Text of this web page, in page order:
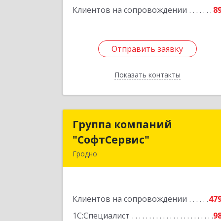
Клиентов на сопровождении
Отправить заявку
Показать контакты
Отправить заявку
Назад
Группа компаний
"СофтСервис"
Гродно
Клиентов на сопровождении
1С:Специалист
Группа компаний
"СофтСервис"